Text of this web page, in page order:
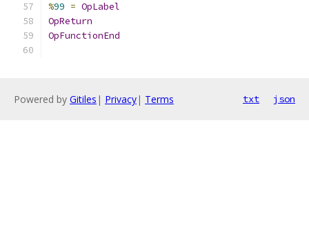
%99 = OpLabel
OpReturn
OpFunctionEnd
Powered by Gitiles | Privacy| Terms txt json